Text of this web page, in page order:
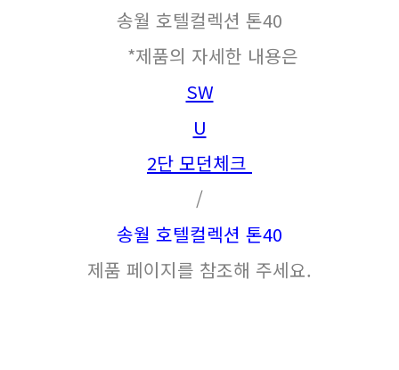
송월 호텔컬렉션 톤40
*제품의 자세한 내용은
SW
U
2단 모던체크
/
송월 호텔컬렉션 톤40
제품 페이지를 참조해 주세요.